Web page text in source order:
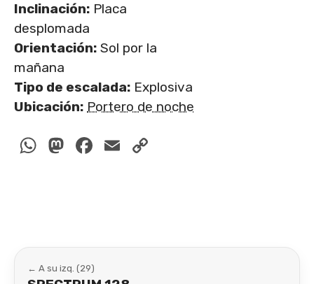
Inclinación: Placa
desplomada
Orientación: Sol por la
mañana
Tipo de escalada: Explosiva
Ubicación: Portero de noche
WhatsApp
Mastodon
Facebook
Email
← A su izq. (29)